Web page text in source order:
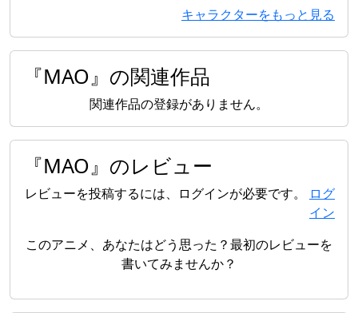
キャラクターをもっと見る
『MAO』の関連作品
関連作品の登録がありません。
『MAO』のレビュー
レビューを投稿するには、ログインが必要です。
ログ
イン
このアニメ、あなたはどう思った？最初のレビューを
書いてみませんか？